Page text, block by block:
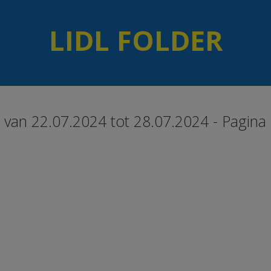
LIDL FOLDER
22.07.2024 tot 28.07.2024 - Pagina